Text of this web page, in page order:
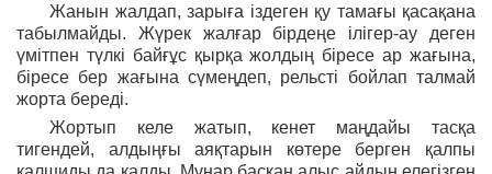
Жанын жалдап, зарыға іздеген қу тамағы қасақана
табылмайды. Жүрек жалғар бірдеңе ілігер-ау деген
үмітпен түлкі байғұс қырқа жолдың біресе ар жағына,
біресе бер жағына сүмеңдеп, рельсті бойлап талмай
жорта береді.
Жортып келе жатып, кенет маңдайы тасқа
тигендей, алдыңғы аяқтарын көтере берген қалпы